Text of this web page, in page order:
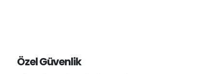
Özel Güvenlik